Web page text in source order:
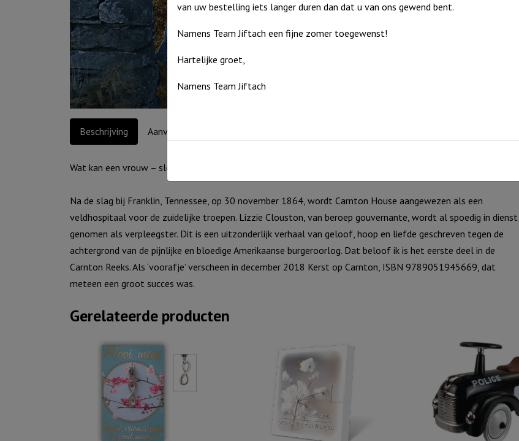
Beschrijving Aanvullende informatie
Wat kan een vrouw – slechts een gouvernante – doen tegen de gesel van de slavernij?
Na de slag bij Franklin, Tennessee, op 30 november 1864, wordt Carnton House aangewezen als een
veldhospitaal voor de zuidelijke troepen. Lizzie Clouston, van beroep gouvernante, wordt al spoedig in dienst
genomen als verpleegster. Dit is een uitzonderlijk verhaal van geloof, hoop en liefde geschreven tegen de
achtergrond van de pijnlijke en bloedige Amerikaanse burgeroorlog. Dat beloof ik is het eerste deel in de
Carnton Reeks. Als ‘voorafje’ verscheen in december 2018 Kerst op Carnton, ISBN 9789051945669, dat
meteen een groot succes was.
Gerelateerde producten
van uw bestelling iets langer duren dan dat u van ons gewend bent.
Namens Team Jiftach een fijne zomer toegewenst!
Hartelijke groet,
Namens Team Jiftach